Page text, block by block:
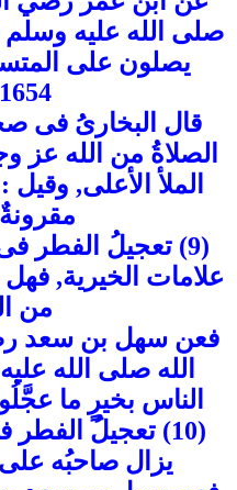
صلى الله عليه وسلم
يصلون على
قال البخارىُ فى
الصلاةُ من الله عز
الملأ الأعلى,
(9) تعجيلُ
علامات الخيرية,
من
فعن سهل بن سعد
الله صلى الله
الناس بخيرٍ ما
(10) تعجيلُ
يزال صاحبُه